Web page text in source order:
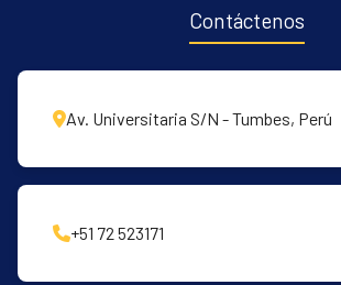
Contáctenos
Av. Universitaria S/N - Tumbes, Perú
+51 72 523171